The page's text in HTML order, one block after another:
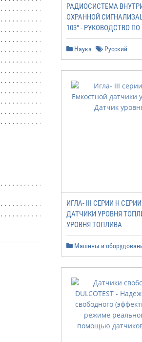
РАДИОСИСТЕМА
ОХРАННОЙ
103" - РУКОВОДСТВО
Наука Русский
ИГЛА- III CЕРИИ Н
ДАТЧИКИ УРОВНЯ
УРОВНЯ ТОПЛИВА
Машины и